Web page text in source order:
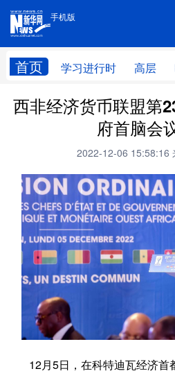
手机版
首页 学习进行时 高层
手机版
网站地
学习进行时 高层
财经
科技 科创
文化 书画
访谈 视频
法律 中央文件
食品
学术中国 乡村振兴
城市 旅游
西非经济货币联盟第
府首脑会
2022-12-06 15:58:16
12月5日，在科特迪瓦经济首